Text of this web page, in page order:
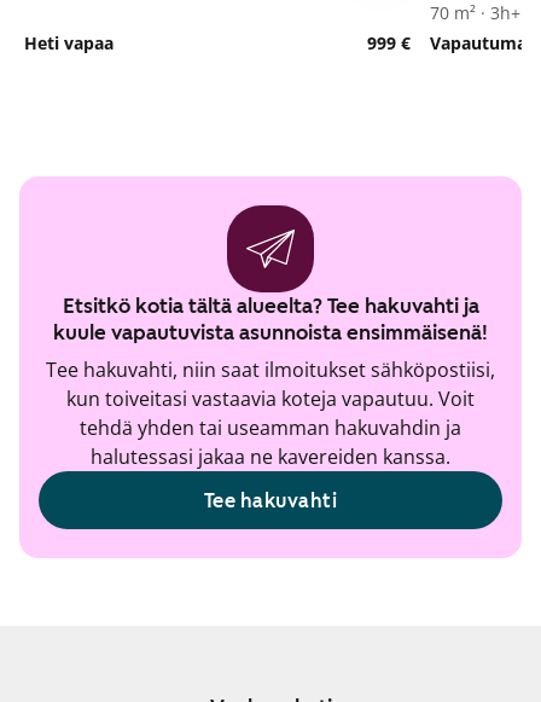
Heti vapaa 999 €
70 m² · 3h+k
Etsitkö kotia tältä alueelta? Tee hakuvahti ja
kuule vapautuvista asunnoista ensimmäisenä!
Tee hakuvahti, niin saat ilmoitukset sähköpostiisi,
kun toiveitasi vastaavia koteja vapautuu. Voit
tehdä yhden tai useamman hakuvahdin ja
halutessasi jakaa ne kavereiden kanssa.
Tee hakuvahti